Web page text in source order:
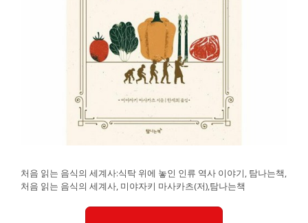
처음 읽는 음식의 세계사:식탁 위에 놓인 인류 역사 이야기, 탐나는책,
처음 읽는 음식의 세계사, 미야자키 마사카츠(저),탐나는책